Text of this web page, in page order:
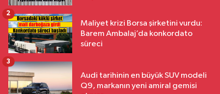
Maliyet krizi Borsa şirketini vurdu:
Barem Ambalaj’da konkordato
süreci
2
Audi tarihinin en büyük SUV modeli
Q9, markanın yeni amiral gemisi
3